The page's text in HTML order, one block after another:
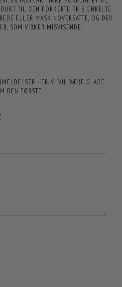
TIL DEN FORKERTE PRIS. ENKELTE
ELLER MASKINOVERSATTE, OG DER
SOM VIRKER MISVISENDE.
HER. VI VIL VÆRE GLADE
DEN FØRSTE.